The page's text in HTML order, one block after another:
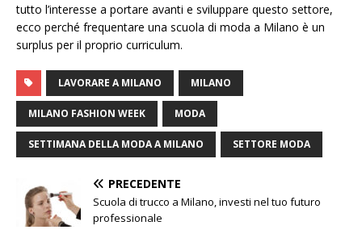
tutto l’interesse a portare avanti e sviluppare questo settore,
ecco perché frequentare una scuola di moda a Milano è un
surplus per il proprio curriculum.
LAVORARE A MILANO MILANO
MILANO FASHION WEEK MODA
SETTIMANA DELLA MODA A MILANO SETTORE MODA
PRECEDENTE
Scuola di trucco a Milano, investi nel tuo futuro
professionale